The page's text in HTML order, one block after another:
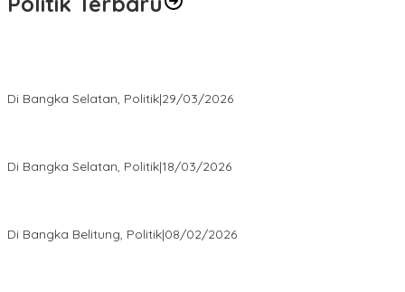
Di Bangka Selatan, Politik|29/03/2026
Di Bangka Selatan, Politik|18/03/2026
Di Bangka Belitung, Politik|08/02/2026